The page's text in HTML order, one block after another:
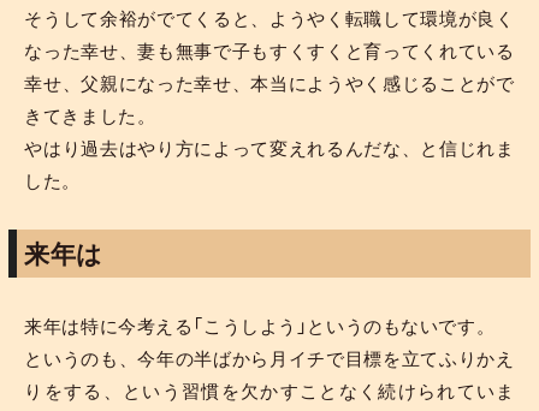
そうして余裕がでてくると、ようやく転職して環境が良く
なった幸せ、妻も無事で子もすくすくと育ってくれている
幸せ、父親になった幸せ、本当にようやく感じることがで
きてきました。
やはり過去はやり方によって変えれるんだな、と信じれま
した。
来年は
来年は特に今考える「こうしよう」というのもないです。
というのも、今年の半ばから月イチで目標を立てふりかえ
りをする、という習慣を欠かすことなく続けられていま